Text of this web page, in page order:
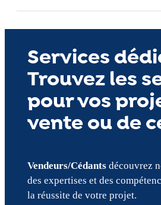
Services
Trouvez les
pour vos
vente ou de
Vendeurs/Cédantsdécouvrez
des expertises et des
la réussite de votre projet.